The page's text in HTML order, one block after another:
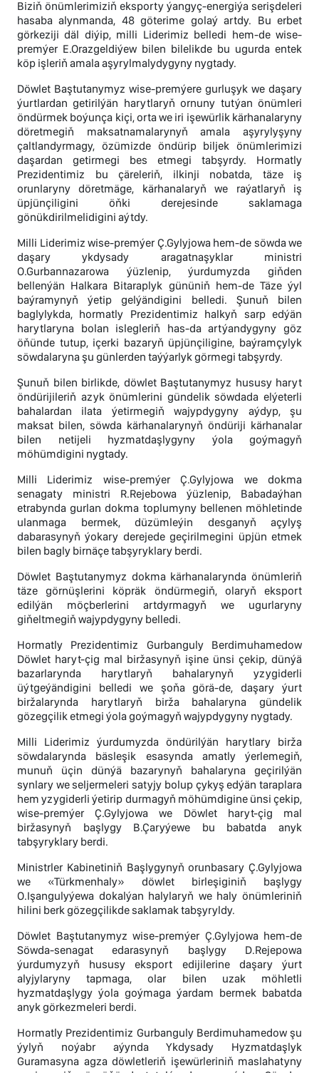
Biziň önümlerimiziň eksporty ýangyç-energiýa serişdeleri
hasaba alynmanda, 48 göterime golaý artdy. Bu erbet
görkeziji däl diýip, milli Liderimiz belledi hem-de wise-
premýer E.Orazgeldiýew bilen bilelikde bu ugurda entek
köp işleriň amala aşyrylmalydygyny nygtady.
Döwlet Baştutanymyz wise-premýere gurluşyk we daşary
ýurtlardan getirilýän harytlaryň ornuny tutýan önümleri
öndürmek boýunça kiçi, orta we iri işewürlik kärhanalaryny
döretmegiň maksatnamalarynyň amala aşyrylyşyny
çaltlandyrmagy, özümizde öndürip biljek önümlerimizi
daşardan getirmegi bes etmegi tabşyrdy. Hormatly
Prezidentimiz bu çäreleriň, ilkinji nobatda, täze iş
orunlaryny döretmäge, kärhanalaryň we raýatlaryň iş
üpjünçiligini öňki derejesinde saklamaga
gönükdirilmelidigini aýtdy.
Milli Liderimiz wise-premýer Ç.Gylyjowa hem-de söwda we
daşary ykdysady aragatnaşyklar ministri
O.Gurbannazarowa ýüzlenip, ýurdumyzda giňden
bellenýän Halkara Bitaraplyk gününiň hem-de Täze ýyl
baýramynyň ýetip gelýändigini belledi. Şunuň bilen
baglylykda, hormatly Prezidentimiz halkyň sarp edýän
harytlaryna bolan islegleriň has-da artýandygyny göz
öňünde tutup, içerki bazaryň üpjünçiligine, baýramçylyk
söwdalaryna şu günlerden taýýarlyk görmegi tabşyrdy.
Şunuň bilen birlikde, döwlet Baştutanymyz hususy haryt
öndürijileriň azyk önümlerini gündelik söwdada elýeterli
bahalardan ilata ýetirmegiň wajypdygyny aýdyp, şu
maksat bilen, söwda kärhanalarynyň öndüriji kärhanalar
bilen netijeli hyzmatdaşlygyny ýola goýmagyň
möhümdigini nygtady.
Milli Liderimiz wise-premýer Ç.Gylyjowa we dokma
senagaty ministri R.Rejebowa ýüzlenip, Babadaýhan
etrabynda gurlan dokma toplumyny bellenen möhletinde
ulanmaga bermek, düzümleýin desganyň açylyş
dabarasynyň ýokary derejede geçirilmegini üpjün etmek
bilen bagly birnäçe tabşyryklary berdi.
Döwlet Baştutanymyz dokma kärhanalarynda önümleriň
täze görnüşlerini köpräk öndürmegiň, olaryň eksport
edilýän möçberlerini artdyrmagyň we ugurlaryny
giňeltmegiň wajypdygyny belledi.
Hormatly Prezidentimiz Gurbanguly Berdimuhamedow
Döwlet haryt-çig mal biržasynyň işine ünsi çekip, dünýä
bazarlarynda harytlaryň bahalarynyň yzygiderli
üýtgeýändigini belledi we şoňa görä-de, daşary ýurt
biržalarynda harytlaryň birža bahalaryna gündelik
gözegçilik etmegi ýola goýmagyň wajypdygyny nygtady.
Milli Liderimiz ýurdumyzda öndürilýän harytlary birža
söwdalarynda bäsleşik esasynda amatly ýerlemegiň,
munuň üçin dünýä bazarynyň bahalaryna geçirilýän
synlary we seljermeleri satyjy bolup çykyş edýän taraplara
hem yzygiderli ýetirip durmagyň möhümdigine ünsi çekip,
wise-premýer Ç.Gylyjowa we Döwlet haryt-çig mal
biržasynyň başlygy B.Çaryýewe bu babatda anyk
tabşyryklary berdi.
Ministrler Kabinetiniň Başlygynyň orunbasary Ç.Gylyjowa
we «Türkmenhaly» döwlet birleşiginiň başlygy
O.Işangulyýewa dokalýan halylaryň we haly önümleriniň
hilini berk gözegçilikde saklamak tabşyryldy.
Döwlet Baştutanymyz wise-premýer Ç.Gylyjowa hem-de
Söwda-senagat edarasynyň başlygy D.Rejepowa
ýurdumyzyň hususy eksport edijilerine daşary ýurt
alyjylaryny tapmaga, olar bilen uzak möhletli
hyzmatdaşlygy ýola goýmaga ýardam bermek babatda
anyk görkezmeleri berdi.
Hormatly Prezidentimiz Gurbanguly Berdimuhamedow şu
ýylyň noýabr aýynda Ykdysady Hyzmatdaşlyk
Guramasyna agza döwletleriň işewürleriniň maslahatyny